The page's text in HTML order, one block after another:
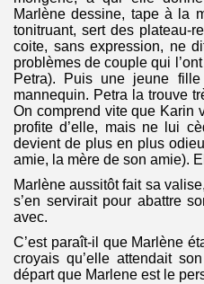
Marlène dessine, tape à la
tonitruant, sert des plateau-
coite, sans expression, ne
problèmes de couple qui
Petra). Puis une jeune
mannequin. Petra la trouve
On comprend vite que Karin
profite d’elle, mais ne lui
devient de plus en plus
amie, la mère de son amie).
Marlène aussitôt fait sa
s’en servirait pour abattre
avec.
C’est paraît-il que Marlène
croyais qu’elle attendait
départ que Marlene est le